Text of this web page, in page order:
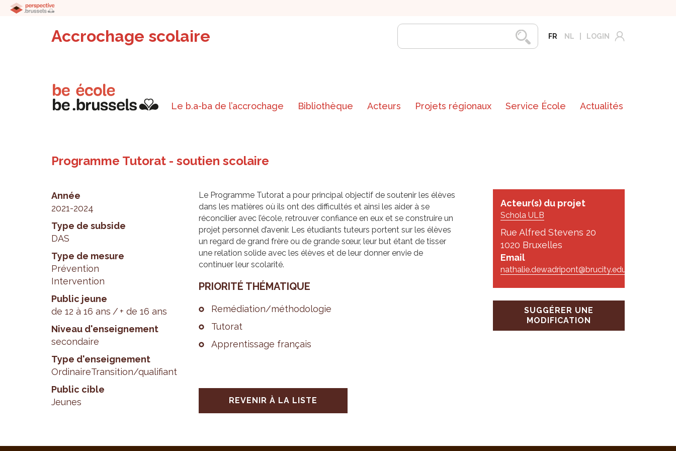
Accrochage scolaire FR NL LOGIN
Le b.a-ba de l’accrochage Bibliothèque Acteurs Projets régionaux Service École Actualités
Programme Tutorat - soutien scolaire
Année
2021-2024
Type de subside
DAS
Type de mesure
Prévention
Intervention
Public jeune
de 12 à 16 ans
+ de 16 ans
Niveau d'enseignement
secondaire
Type d'enseignement
OrdinaireTransition/qualifiant
Public cible
Jeunes
Acteur(s) du projet
Schola ULB
Rue Alfred Stevens 20
1020 Bruxelles
Email
nathalie.dewadripont@brucity.education
SUGGÉRER UNE
MODIFICATION
Le Programme Tutorat a pour principal objectif de soutenir les élèves
dans les matières où ils ont des difficultés et ainsi les aider à se
réconcilier avec l’école, retrouver confiance en eux et se construire un
projet personnel d’avenir. Les étudiants tuteurs portent sur les élèves
un regard de grand frère ou de grande sœur, leur but étant de tisser
une relation solide avec les élèves et de leur donner envie de
continuer leur scolarité.
PRIO­RITÉ THÉ­MA­TIQUE
Remé­dia­tion/métho­do­lo­gie
Tuto­rat
Appren­tis­sage fran­çais
REVENIR À LA LISTE